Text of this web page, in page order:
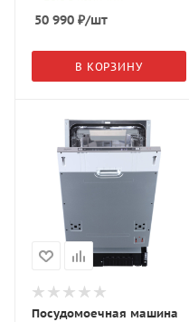
50 990 ₽/шт
В КОРЗИНУ
Посудомоечная машина